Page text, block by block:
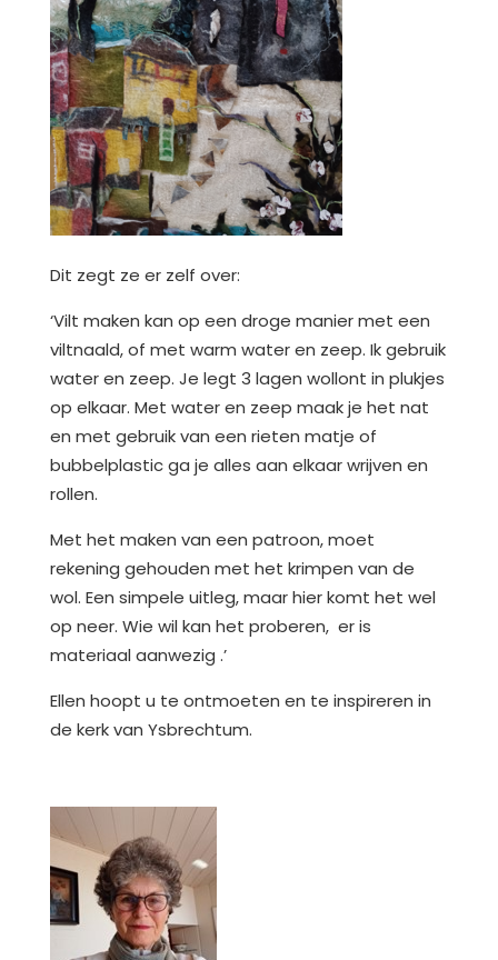
Dit zegt ze er zelf over:
‘Vilt maken kan op een droge manier met een
viltnaald, of met warm water en zeep. Ik gebruik
water en zeep. Je legt 3 lagen wollont in plukjes
op elkaar. Met water en zeep maak je het nat
en met gebruik van een rieten matje of
bubbelplastic ga je alles aan elkaar wrijven en
rollen.
Met het maken van een patroon, moet
rekening gehouden met het krimpen van de
wol. Een simpele uitleg, maar hier komt het wel
op neer. Wie wil kan het proberen, er is
materiaal aanwezig .’
Ellen hoopt u te ontmoeten en te inspireren in
de kerk van Ysbrechtum.